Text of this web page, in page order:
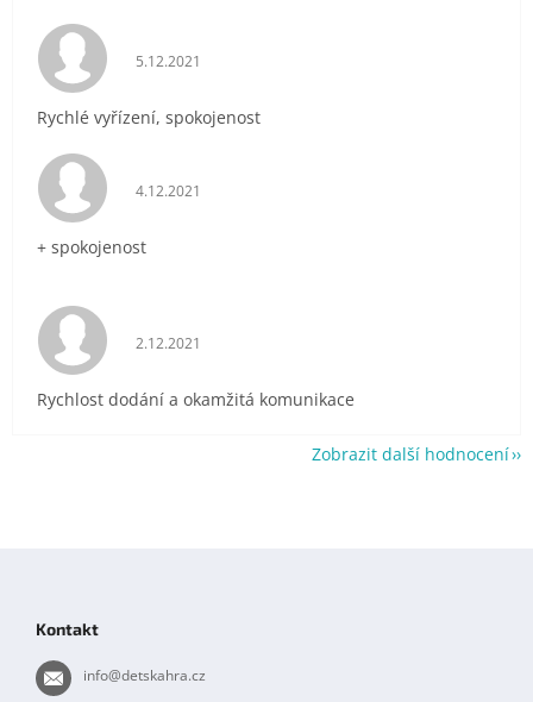
Hodnocení obchodu je 5 z 5 hvězdiček.
5.12.2021
Rychlé vyřízení, spokojenost
Hodnocení obchodu je 5 z 5 hvězdiček.
4.12.2021
+ spokojenost
Hodnocení obchodu je 5 z 5 hvězdiček.
2.12.2021
Rychlost dodání a okamžitá komunikace
Zobrazit další hodnocení
Kontakt
info@detskahra.cz